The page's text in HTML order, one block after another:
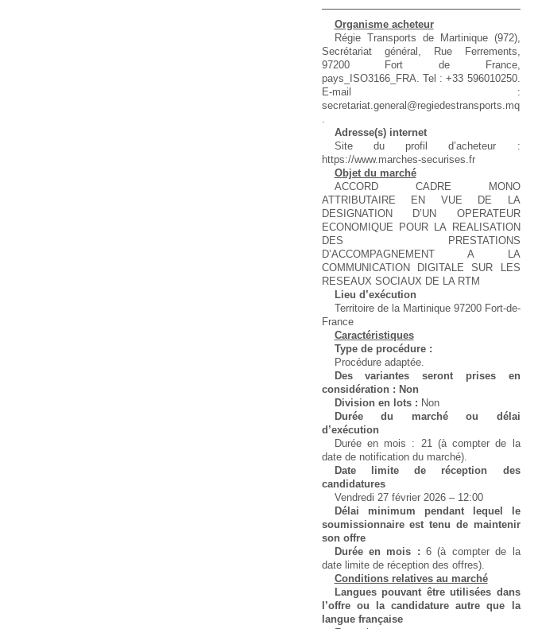
Organisme acheteur
Régie Transports de Martinique (972),
Secrétariat général, Rue Ferrements,
97200 Fort de France,
pays_ISO3166_FRA. Tel : +33 596010250.
E-mail :
secretariat.general@regiedestransports.mq
.
Adresse(s) internet
Site du profil d’acheteur :
https://www.marches-securises.fr
Objet du marché
ACCORD CADRE MONO
ATTRIBUTAIRE EN VUE DE LA
DESIGNATION D’UN OPERATEUR
ECONOMIQUE POUR LA REALISATION
DES PRESTATIONS
D’ACCOMPAGNEMENT A LA
COMMUNICATION DIGITALE SUR LES
RESEAUX SOCIAUX DE LA RTM
Lieu d’exécution
Territoire de la Martinique 97200 Fort-de-
France
Caractéristiques
Type de procédure :
Procédure adaptée.
Des variantes seront prises en
considération : Non
Division en lots : Non
Durée du marché ou délai
d’exécution
Durée en mois : 21 (à compter de la
date de notification du marché).
Date limite de réception des
candidatures
Vendredi 27 février 2026 – 12:00
Délai minimum pendant lequel le
soumissionnaire est tenu de maintenir
son offre
Durée en mois :6 (à compter de la
date limite de réception des offres).
Conditions relatives au marché
Langues pouvant être utilisées dans
l’offre ou la candidature autre que la
langue française